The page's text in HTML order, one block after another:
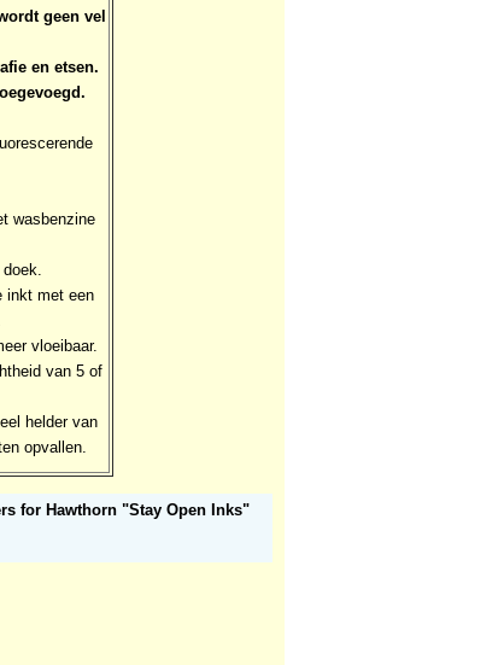
geen vel
en etsen.
wasbenzine
inkt met een
vloeibaar.
van 5 of
helder van
opvallen.
for Hawthorn "Stay Open Inks"